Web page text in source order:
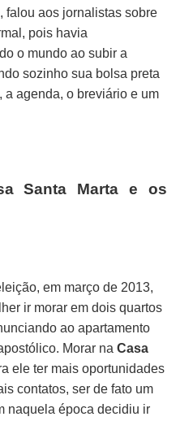
, falou aos jornalistas sobre
pois havia
o mundo ao subir a
sozinho sua bolsa preta
a agenda, o breviário e um
Santa Marta e os
em março de 2013,
ir morar em dois quartos
ao apartamento
Morar naCasa
ele ter mais oportunidades
contatos, ser de fato um
naquela época decidiu ir